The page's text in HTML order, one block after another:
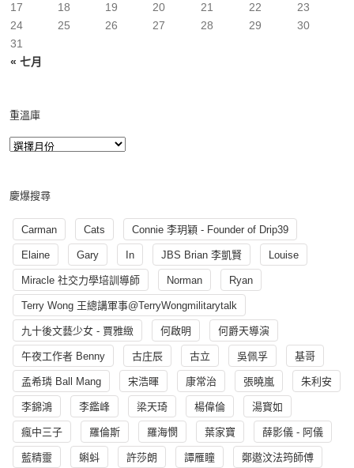
« 七月
17
18 19 20 21 22
23
24
25 26 27 28 29
30
31
重溫庫
慶爆搜尋
Carman Cats Connie 李玥穎 - Founder of Drip39
Elaine Gary In JBS Brian 李凱賢 Louise
Miracle 社交力學培訓導師 Norman Ryan
Terry Wong 王總講軍事@TerryWongmilitarytalk
九十後文藝少女 - 賈雅緻 何啟明 何爵天導演
午夜工作者 Benny 古庄辰 古立 吳佩孚 基哥
孟希璘 Ball Mang 宋浩暉 康常治 張曉嵐 朱利安
李錦鴻 李鑑峰 梁天琦 楊偉倫 湯寳如
瘋中三子 羅倫斯 羅海憫 葉家寶 薛影儀 - 阿儀
藍精靈 蝌蚪 許莎朗 譚雁瞳 鄭遨汶法筠師傅